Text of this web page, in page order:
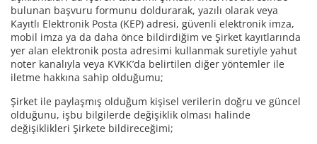
bulunan başvuru formunu doldurarak, yazılı olarak veya
Kayıtlı Elektronik Posta (KEP) adresi, güvenli elektronik imza,
mobil imza ya da daha önce bildirdiğim ve Şirket kayıtlarında
yer alan elektronik posta adresimi kullanmak suretiyle yahut
noter kanalıyla veya KVKK’da belirtilen diğer yöntemler ile
iletme hakkına sahip olduğumu;
Şirket ile paylaşmış olduğum kişisel verilerin doğru ve güncel
olduğunu, işbu bilgilerde değişiklik olması halinde
değişiklikleri Şirkete bildireceğimi;